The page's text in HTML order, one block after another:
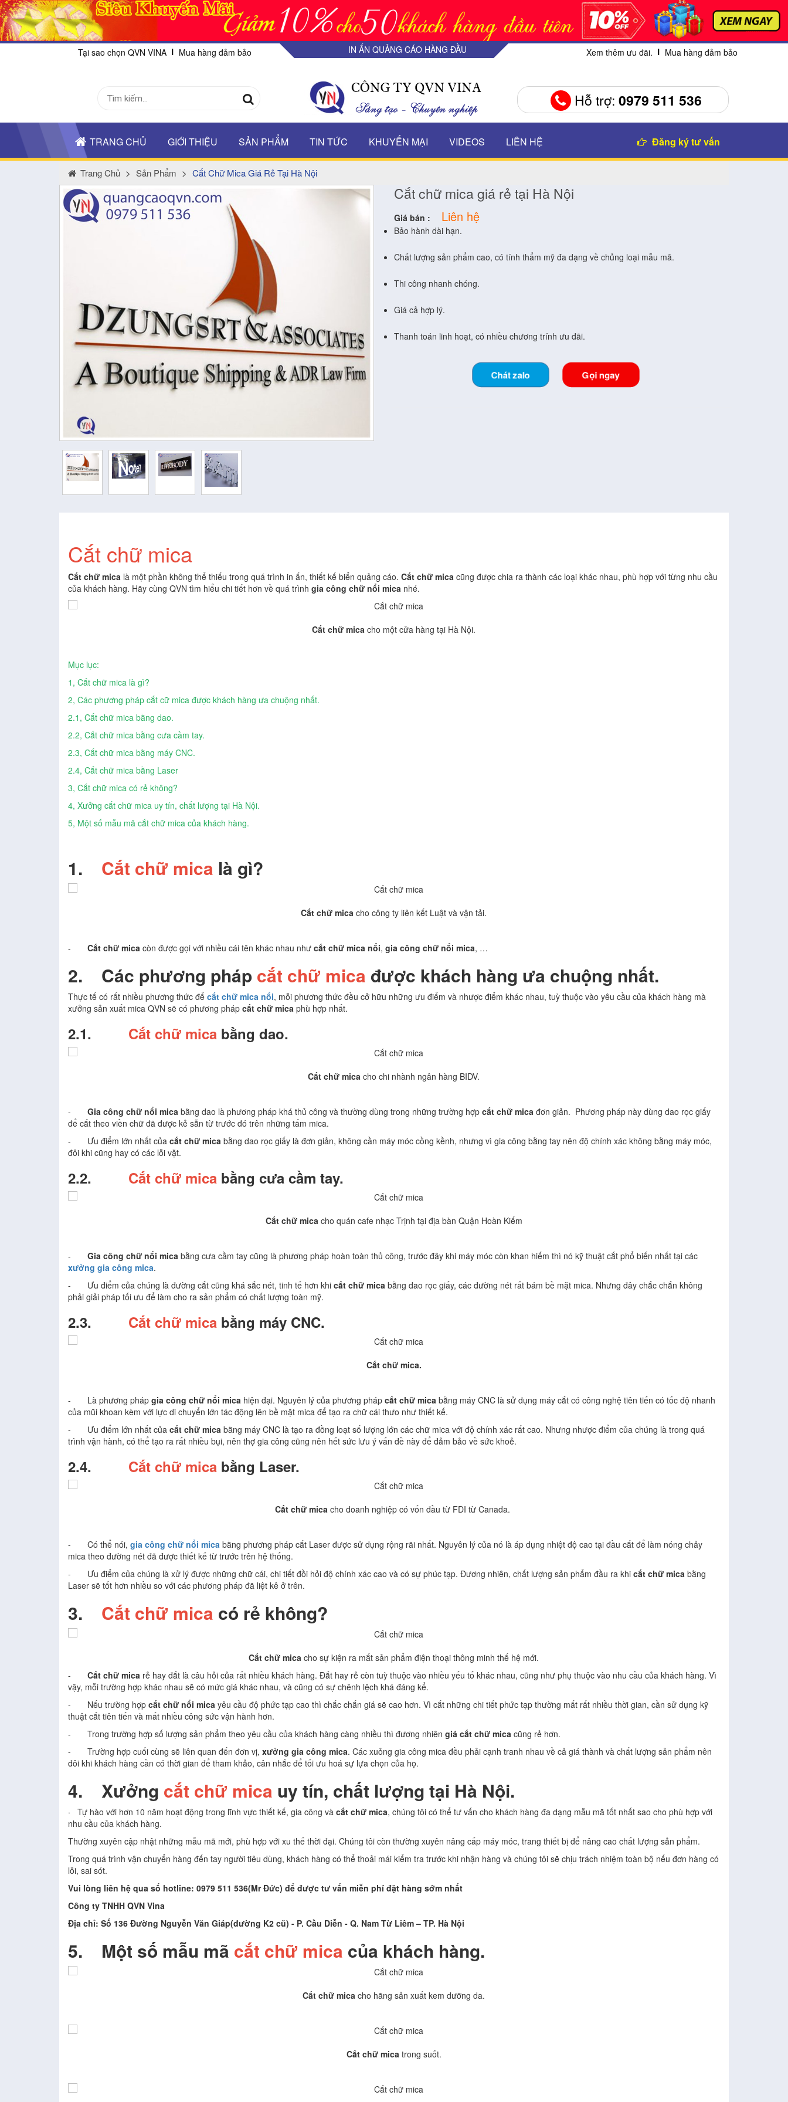
Tại sao chọn QVN VINA Mua hàng đảm bảo IN ẤN QUẢNG CÁO HÀNG ĐẦU Xem thêm ưu đãi. Mua hàng đảm bảo
Hỗ trợ: 0979 511 536
TRANG CHỦ GIỚI THIỆU SẢN PHẨM TIN TỨC KHUYẾN MẠI VIDEOS LIÊN HỆ Đăng ký tư vấn
Trang Chủ > Sản Phẩm > Cắt Chữ Mica Giá Rẻ Tại Hà Nội
Cắt chữ mica giá rẻ tại Hà Nội
Giá bán : Liên hệ
Bảo hành dài hạn.
Chất lượng sản phẩm cao, có tính thẩm mỹ đa dạng về chủng loại mẫu mã.
Thi công nhanh chóng.
Giá cả hợp lý.
Thanh toán linh hoạt, có nhiều chương trính ưu đãi.
Chát zalo Gọi ngay
Cắt chữ mica
Cắt chữ micalà một phần không thể thiếu trong quá trình in ấn, thiết kế biển quảng cáo. Cắt chữ micacũng được chia ra thành các loại khác nhau, phù hợp với từng nhu cầu
của khách hàng. Hãy cùng QVN tìm hiểu chi tiết hơn về quá trình gia công chữ nổi micanhé.
Cắt chữ mica cho một cửa hàng tại Hà Nội.
Mục lục:
1, Cắt chữ mica là gì?
2, Các phương pháp cắt cữ mica được khách hàng ưa chuộng nhất.
2.1, Cắt chữ mica bằng dao.
2.2, Cắt chữ mica bằng cưa cầm tay.
2.3, Cắt chữ mica bằng máy CNC.
2.4, Cắt chữ mica bằng Laser
3, Cắt chữ mica có rẻ không?
4, Xưởng cắt chữ mica uy tín, chất lượng tại Hà Nội.
5, Một số mẫu mã cắt chữ mica của khách hàng.
1. Cắt chữ mica là gì?
Cắt chữ mica cho công ty liên kết Luật và vận tải.
- Cắt chữ micacòn được gọi với nhiều cái tên khác nhau như cắt chữ mica nổi, gia công chữ nổi mica, …
2. Các phương pháp cắt chữ mica được khách hàng ưa chuộng nhất.
Thực tế có rất nhiều phương thức để cắt chữ mica nổi, mỗi phương thức đều cở hữu những ưu điểm và nhược điểm khác nhau, tuỳ thuộc vào yêu cầu của khách hàng mà
xưởng sản xuất mica QVN sẽ có phương pháp cắt chữ micaphù hợp nhất.
2.1. Cắt chữ micabằng dao.
Cắt chữ mica cho chi nhành ngân hàng BIDV.
- Gia công chữ nổi micabằng dao là phương pháp khá thủ công và thường dùng trong những trường hợp cắt chữ micađơn giản. Phương pháp này dùng dao rọc giấy
để cắt theo viền chữ đã được kẻ sẵn từ trước đó trên những tấm mica.
- Ưu điểm lớn nhất của cắt chữ micabằng dao rọc giấy là đơn giản, không cần máy móc cồng kềnh, nhưng vì gia công bằng tay nên độ chính xác không bằng máy móc,
đôi khi cũng hay có các lỗi vặt.
2.2. Cắt chữ micabằng cưa cầm tay.
Cắt chữ micacho quán cafe nhạc Trịnh tại địa bàn Quận Hoàn Kiếm
- Gia công chữ nổi micabằng cưa cầm tay cũng là phương pháp hoàn toàn thủ công, trước đây khi máy móc còn khan hiếm thì nó kỹ thuật cắt phổ biến nhất tại các
xưởng gia công mica.
- Ưu điểm của chúng là đường cắt cũng khá sắc nét, tinh tế hơn khi cắt chữ micabằng dao rọc giấy, các đường nét rất bám bề mặt mica. Nhưng đây chắc chắn không
phải giải pháp tối ưu để làm cho ra sản phẩm có chất lượng toàn mỹ.
2.3. Cắt chữ micabằng máy CNC.
Cắt chữ mica.
- Là phương pháp gia công chữ nổi micahiện đại. Nguyên lý của phương pháp cắt chữ micabằng máy CNC là sử dụng máy cắt có công nghệ tiên tiến có tốc độ nhanh
của mũi khoan kèm với lực di chuyển lớn tác động lên bề mặt mica để tạo ra chữ cái thưo như thiết kế.
- Ưu điểm lớn nhất của cắt chữ micabằng máy CNC là tạo ra đồng loạt số lượng lớn các chữ mica với độ chính xác rất cao. Nhưng nhược điểm của chúng là trong quá
trình vận hành, có thể tạo ra rất nhiều bụi, nên thợ gia công cũng nên hết sức lưu ý vấn đề này để đảm bảo về sức khoẻ.
2.4. Cắt chữ micabằng Laser.
Cắt chữ mica cho doanh nghiệp có vốn đầu từ FDI từ Canada.
- Có thể nói, gia công chữ nổi micabằng phương pháp cắt Laser được sử dụng rộng rãi nhất. Nguyên lý của nó là áp dụng nhiệt độ cao tại đầu cắt để làm nóng chảy
mica theo đường nét đã được thiết kế từ trước trên hệ thống.
- Ưu điểm của chúng là xử lý được những chữ cái, chi tiết đồi hỏi độ chính xác cao và có sự phúc tạp. Đương nhiên, chất lượng sản phẩm đầu ra khi cắt chữ micabằng
Laser sẽ tốt hơn nhiều so với các phương pháp đã liệt kê ở trên.
3. Cắt chữ mica có rẻ không?
Cắt chữ mica cho sự kiện ra mắt sản phẩm điện thoại thông minh thế hệ mới.
- Cắt chữ micarẻ hay đắt là câu hỏi của rất nhiều khách hàng. Đắt hay rẻ còn tuỳ thuộc vào nhiều yếu tố khác nhau, cũng như phụ thuộc vào nhu cầu của khách hàng. Vì
vậy, mỗi trường hợp khác nhau sẽ có mức giá khác nhau, và cũng có sự chênh lệch khá đáng kể.
- Nếu trường hợp cắt chữ nổi micayêu cầu độ phức tạp cao thì chắc chắn giá sẽ cao hơn. Vì cắt những chi tiết phức tạp thường mất rất nhiều thời gian, cần sử dụng kỹ
thuật cắt tiên tiến và mất nhiều công sức vận hành hơn.
- Trong trường hợp số lượng sản phẩm theo yêu cầu của khách hàng càng nhiều thì đương nhiên giá cắt chữ micacũng rẻ hơn.
- Trường hợp cuối cùng sẽ liên quan đến đơn vị, xưởng gia công mica. Các xuỏng gia công mica đều phải cạnh tranh nhau về cả giá thành và chất lượng sản phẩm nên
đôi khi khách hàng cần có thời gian để tham khảo, cân nhắc để tối ưu hoá sự lựa chọn của họ.
4. Xưởng cắt chữ mica uy tín, chất lượng tại Hà Nội.
· Tự hào với hơn 10 năm hoạt động trong lĩnh vực thiết kế, gia công và cắt chữ mica, chúng tôi có thể tư vấn cho khách hàng đa dạng mẫu mã tốt nhất sao cho phù hợp với
nhu cầu của khách hàng.
Thường xuyên cập nhật những mẫu mã mới, phù hợp với xu thế thời đại. Chúng tôi còn thường xuyên nâng cấp máy móc, trang thiết bị để nâng cao chất lượng sản phẩm.
Trong quá trình vận chuyển hàng đến tay người tiêu dùng, khách hàng có thể thoải mái kiểm tra trước khi nhận hàng và chúng tôi sẽ chịu trách nhiệm toàn bộ nếu đơn hàng có
lỗi, sai sót.
Vui lòng liên hệ qua số hotline: 0979 511 536(Mr Đức) để được tư vấn miễn phí đặt hàng sớm nhất
Công ty TNHH QVN Vina
Địa chỉ: Số 136 Đường Nguyễn Văn Giáp(đường K2 cũ) - P. Cầu Diễn - Q. Nam Từ Liêm – TP. Hà Nội
5. Một số mẫu mã cắt chữ mica của khách hàng.
Cắt chữ mica cho hãng sản xuất kem dưỡng da.
Cắt chữ micatrong suốt.